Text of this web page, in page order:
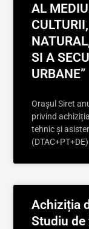
AL
SI A
URBANE”
Orașul Siret
privind
tehnic și
Achiziția
Studiu de